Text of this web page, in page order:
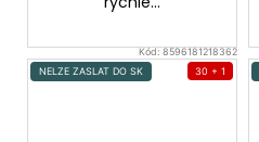
Kód:8596181218362
NELZE ZASLAT DO SK
30 + 1